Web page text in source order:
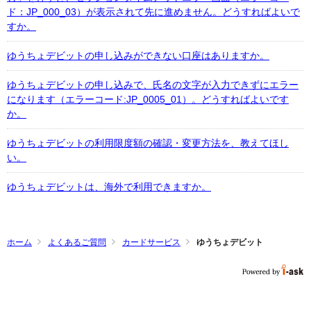
ド：JP_000_03）が表示されて先に進めません。どうすればよいで
すか。
ゆうちょデビットの申し込みができない口座はありますか。
ゆうちょデビットの申し込みで、氏名の文字が入力できずにエラー
になります（エラーコード:JP_0005_01）。どうすればよいです
か。
ゆうちょデビットの利用限度額の確認・変更方法を、教えてほし
い。
ゆうちょデビットは、海外で利用できますか。
ホーム よくあるご質問 カードサービス ゆうちょデビット